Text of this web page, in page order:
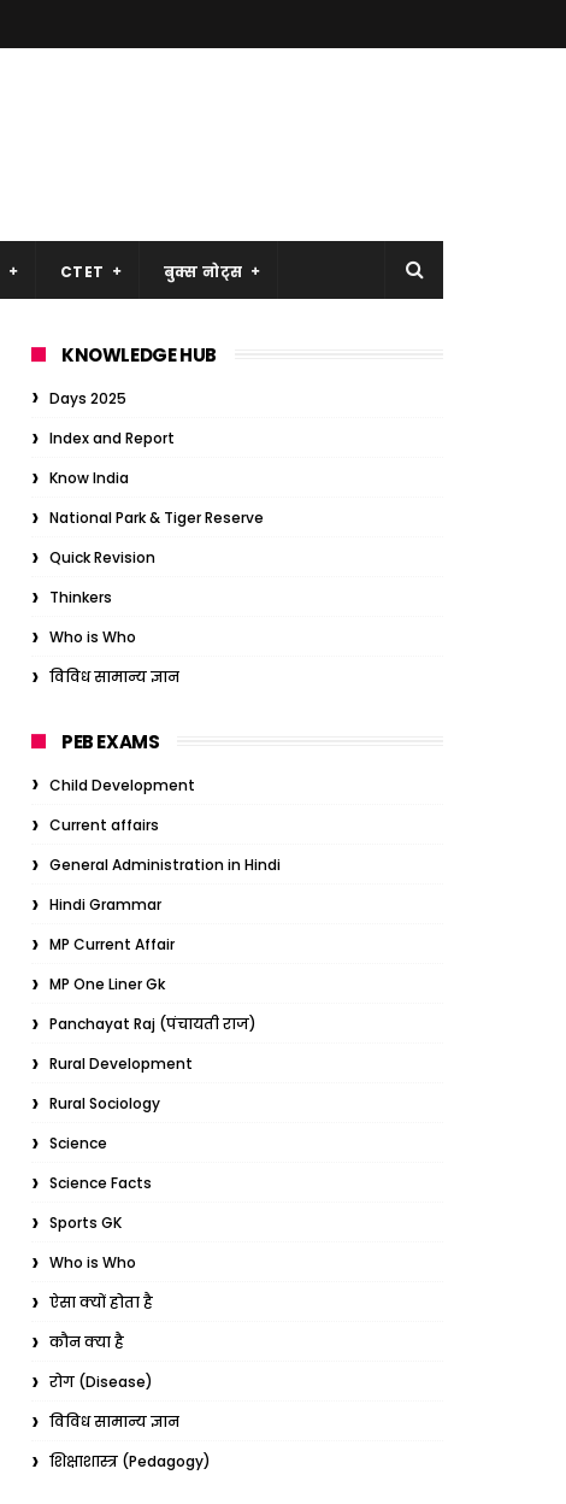
CTET बुक्स नोट्स
KNOWLEDGE HUB
Days 2025
Index and Report
Know India
National Park & Tiger Reserve
Quick Revision
Thinkers
Who is Who
विविध सामान्य ज्ञान
PEB EXAMS
Child Development
Current affairs
General Administration in Hindi
Hindi Grammar
MP Current Affair
MP One Liner Gk
Panchayat Raj (पंचायती राज)
Rural Development
Rural Sociology
Science
Science Facts
Sports GK
Who is Who
ऐसा क्यों होता है
कौन क्या है
रोग (Disease)
विविध सामान्य ज्ञान
शिक्षाशास्त्र (Pedagogy)